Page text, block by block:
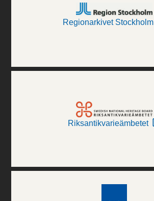
Regionarkivet Stockholm
Riksantikvarieämbetet